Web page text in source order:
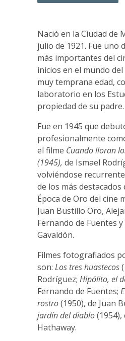
Nació en la Ciudad de
julio de 1921. Fue uno
más importantes del
inicios en el mundo
muy temprana edad,
laboratorio en los
propiedad de su padre.
Fue en 1945 que
profesionalmente
el filme Cuando lloran
(1945), de Ismael
volviéndose
de los más
Época de Oro del cine
Juan Bustillo Oro,
Fernando de Fuentes
Gavaldón.
Filmes fotografiados
son: Los tres huastecos
Rodríguez; Hipólito, el
Fernando de Fuentes;
rostro(1950), de Juan
jardín del diablo
Hathaway.